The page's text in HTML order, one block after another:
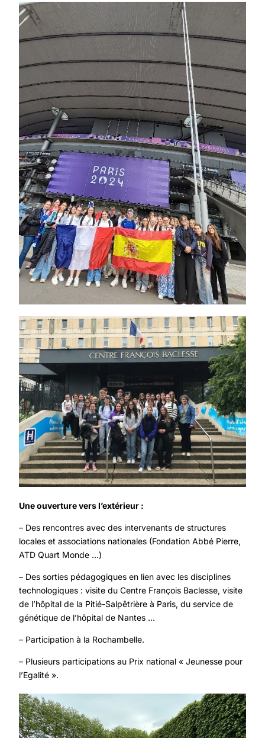
Une ouverture vers l’extérieur :
– Des rencontres avec des intervenants de structures
locales et associations nationales (Fondation Abbé Pierre,
ATD Quart Monde …)
– Des sorties pédagogiques en lien avec les disciplines
technologiques : visite du Centre François Baclesse, visite
de l’hôpital de la Pitié-Salpêtrière à Paris, du service de
génétique de l’hôpital de Nantes …
– Participation à la Rochambelle.
– Plusieurs participations au Prix national « Jeunesse pour
l’Egalité ».